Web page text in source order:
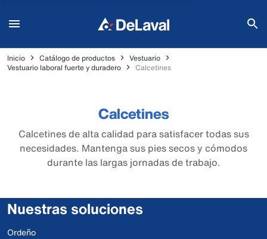
Inicio Catálogo de productos
Vestuario
Vestuario laboral fuerte y duradero
Calcetines
Calcetines
Calcetines de alta calidad para satisfacer todas sus
necesidades. Mantenga sus pies secos y cómodos
durante las largas jornadas de trabajo.
Nuestras soluciones
Ordeño